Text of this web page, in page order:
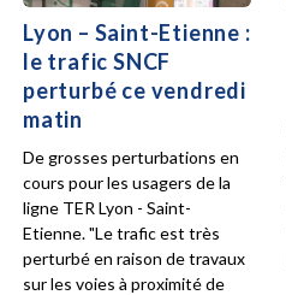
Lyon – Saint-Etienne :
le trafic SNCF
perturbé ce vendredi
matin
De grosses perturbations en
cours pour les usagers de la
ligne TER Lyon - Saint-
Etienne. "Le trafic est très
perturbé en raison de travaux
sur les voies à proximité de